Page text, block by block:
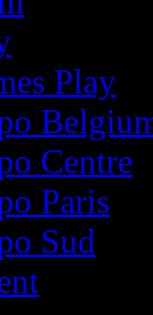
Play
Centre
Paris
Sud